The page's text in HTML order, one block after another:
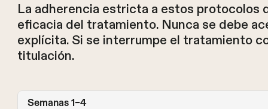
La adherencia estricta a estos protocolos
eficacia del tratamiento. Nunca se debe
explícita. Si se interrumpe el tratamiento
titulación.
Semanas 1–4